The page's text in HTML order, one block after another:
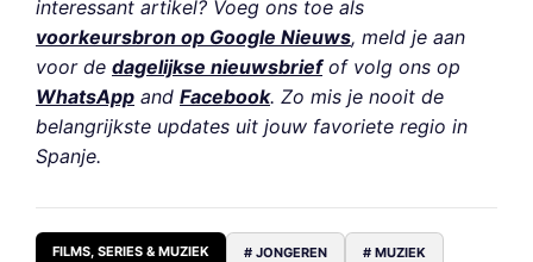
interessant artikel? Voeg ons toe als
voorkeursbron op Google Nieuws, meld je aan
voor de dagelijkse nieuwsbriefof volg ons op
WhatsApp and Facebook. Zo mis je nooit de
belangrijkste updates uit jouw favoriete regio in
Spanje.
FILMS, SERIES & MUZIEK # JONGEREN # MUZIEK